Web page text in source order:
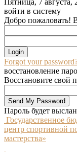
Пятница, 7 августа,
войти в систему
Добро пожаловать!
Forgot your
восстановление
Восстановите свой
Пароль будет
Государственное
центр спортивной
мастерства»